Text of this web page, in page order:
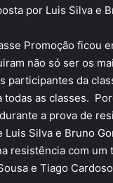
por Luis Silva e
Promoção ficou
não só ser os
participantes da
todas as classes.
a prova de
Silva e Bruno
resistência com
e Tiago